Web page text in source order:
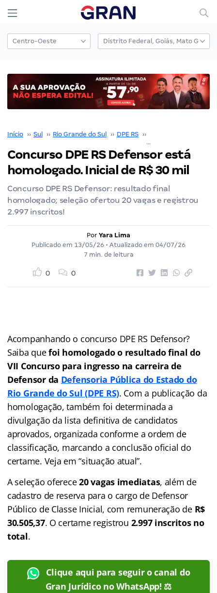
Início ›› Sul ›› Rio Grande do Sul ›› DPE RS ››
Concurso DPE RS Defensor está
homologado. Inicial de R$ 30 mil
Concurso DPE RS Defensor: resultado final
homologado; seleção ofertou 20 vagas e registrou
2.997 inscritos!
Por Yara Lima
Publicado em 13/05/26 • Atualizado em 04/07/26
7 min. de leitura
0 0
Acompanhando o concurso DPE RS Defensor?
Saiba quefoi homologado o resultado final do
VII Concurso para ingresso na carreira de
Defensor da Defensoria Pública do Estado do
Rio Grande do Sul (DPE RS). Com a publicação da
homologação, também foi determinada a
divulgação da lista definitiva de candidatos
aprovados, organizada conforme a ordem de
classificação, marcando a conclusão oficial do
certame. Veja em “situação atual”.
A seleção oferece20 vagas imediatas, além de
cadastro de reserva para o cargo de Defensor
Público de Classe Inicial, com remuneração de R$
30.505,37. O certame registrou 2.997 inscritos no
total.
Clique aqui para seguir o canal do
Gran Jurídico no WhatsApp! ⚖️